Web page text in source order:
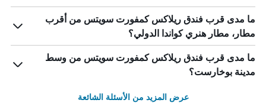
ما مدى قرب فندق ريلاكس كمفورت سويتس من أقرب
مطار، مطار هنري كواندا الدولي؟
ما مدى قرب فندق ريلاكس كمفورت سويتس من وسط
مدينة بوخارست؟
عرض المزيد من الأسئلة الشائعة